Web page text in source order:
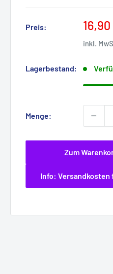
Preis:
inkl.
Lagerbestand:
Menge:
Zum
Info: